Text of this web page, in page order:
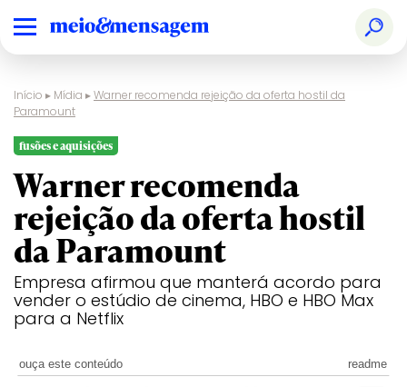
Início ▸ Mídia ▸Warner recomenda rejeição da oferta hostil da
Paramount
fusões e aquisições
Warner recomenda
rejeição da oferta hostil
da Paramount
Empresa afirmou que manterá acordo para
vender o estúdio de cinema, HBO e HBO Max
para a Netflix
ouça este conteúdo readme